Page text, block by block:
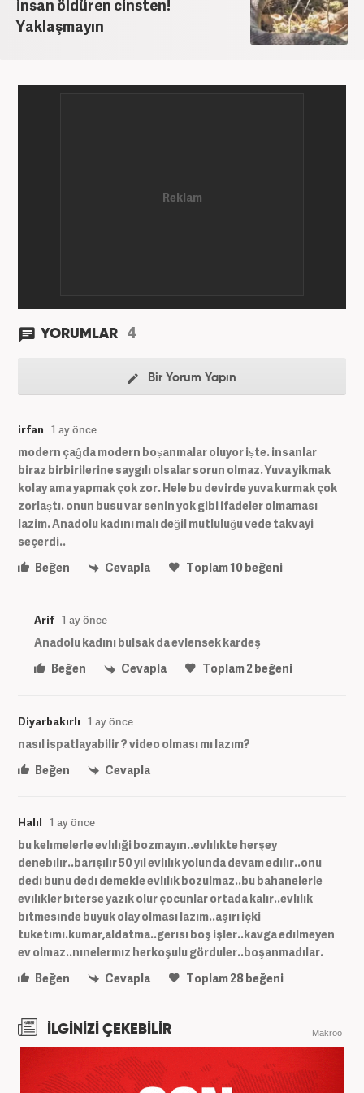
insan öldüren cinsten!
Yaklaşmayın
YORUMLAR 4
Bir Yorum Yapın
irfan 1 ay önce
modern çaĝda modern boṣanmalar oluyor iṣte. insanlar
biraz birbirilerine saygılı olsalar sorun olmaz. Yuva yikmak
kolay ama yapmak çok zor. Hele bu devirde yuva kurmak çok
zorlaṣtı. onun busu var senin yok gibi ifadeler olmaması
lazim. Anadolu kadını malı deĝil mutluluĝu vede takvayi
seçerdi..
Beğen
Cevapla Toplam10beğeni
Arif 1 ay önce
Anadolu kadını bulsak da evlensek kardeş
Beğen
Cevapla Toplam2beğeni
Diyarbakırlı 1 ay önce
nasıl ispatlayabilir ? video olması mı lazım?
Beğen
Cevapla
Halıl 1 ay önce
bu kelımelerle evlılıği bozmayın..evlılıkte herşey
denebılır..barışılır 50 yıl evlılık yolunda devam edılır..onu
dedı bunu dedı demekle evlılık bozulmaz..bu bahanelerle
evılıkler bıterse yazık olur çocunlar ortada kalır..evlılık
bıtmesınde buyuk olay olması lazım..aşırı içki
tuketımı.kumar,aldatma..gerısı boş işler..kavga edılmeyen
ev olmaz..nınelermız herkoşulu görduler..boşanmadılar.
Beğen
Cevapla Toplam28beğeni
İLGİNİZİ ÇEKEBİLİR Makroo